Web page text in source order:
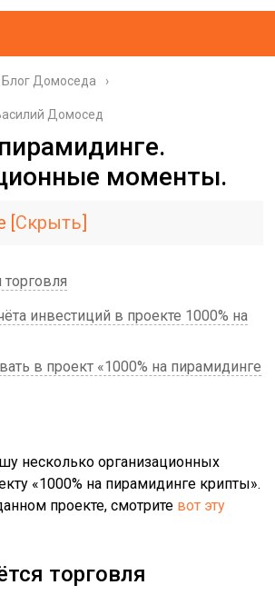
Блог Домоседа
Домосед
моменты.
[Скрыть]
торговля
инвестиций в проекте 1000% на
в проект «1000% на пирамидинге
несколько организационных
«1000% на пирамидинге крипты».
проекте, смотрите вот эту
торговля